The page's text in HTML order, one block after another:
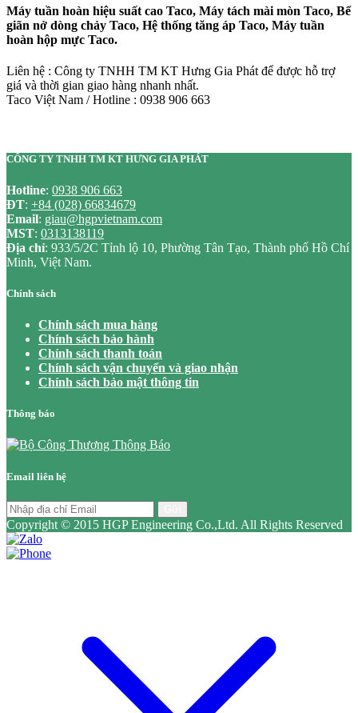
Máy tuần hoàn hiệu suất cao Taco, Máy tách mài mòn Taco, Bể
giãn nở dòng chảy Taco, Hệ thống tăng áp Taco, Máy tuần
hoàn hộp mực Taco.
Liên hệ : Công ty TNHH TM KT Hưng Gia Phát để được hỗ trợ
giá và thời gian giao hàng nhanh nhất.
Taco Việt Nam / Hotline : 0938 906 663
CÔNG TY TNHH TM KT HƯNG GIA PHÁT
Hotline: 0938 906 663
ĐT: +84 (028) 66834679
Email: giau@hgpvietnam.com
MST: 0313138119
Địa chỉ: 933/5/2C Tỉnh lộ 10, Phường Tân Tạo, Thành phố Hồ Chí
Minh, Việt Nam.
Chính sách
Chính sách mua hàng
Chính sách bảo hành
Chính sách thanh toán
Chính sách vận chuyển và giao nhận
Chính sách bảo mật thông tin
Thông báo
Email liên hệ
Copyright © 2015 HGP Engineering Co.,Ltd. All Rights Reserved